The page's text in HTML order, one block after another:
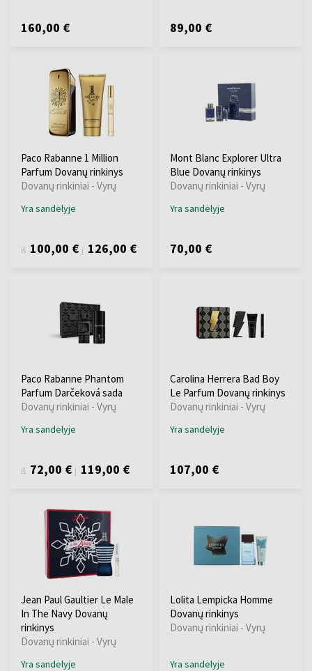
160,00 € 89,00 €
Paco Rabanne 1 Million
Parfum Dovanų rinkinys
Dovanų rinkiniai - Vyrų
Yra sandėlyje
iš 100,00 € į 126,00 €
Mont Blanc Explorer Ultra
Blue Dovanų rinkinys
Dovanų rinkiniai - Vyrų
Yra sandėlyje
70,00 €
Paco Rabanne Phantom
Parfum Darčeková sada
Dovanų rinkiniai - Vyrų
Yra sandėlyje
iš 72,00 € į 119,00 €
Carolina Herrera Bad Boy
Le Parfum Dovanų rinkinys
Dovanų rinkiniai - Vyrų
Yra sandėlyje
107,00 €
Jean Paul Gaultier Le Male
In The Navy Dovanų
rinkinys
Dovanų rinkiniai - Vyrų
Yra sandėlyje
Lolita Lempicka Homme
Dovanų rinkinys
Dovanų rinkiniai - Vyrų
Yra sandėlyje